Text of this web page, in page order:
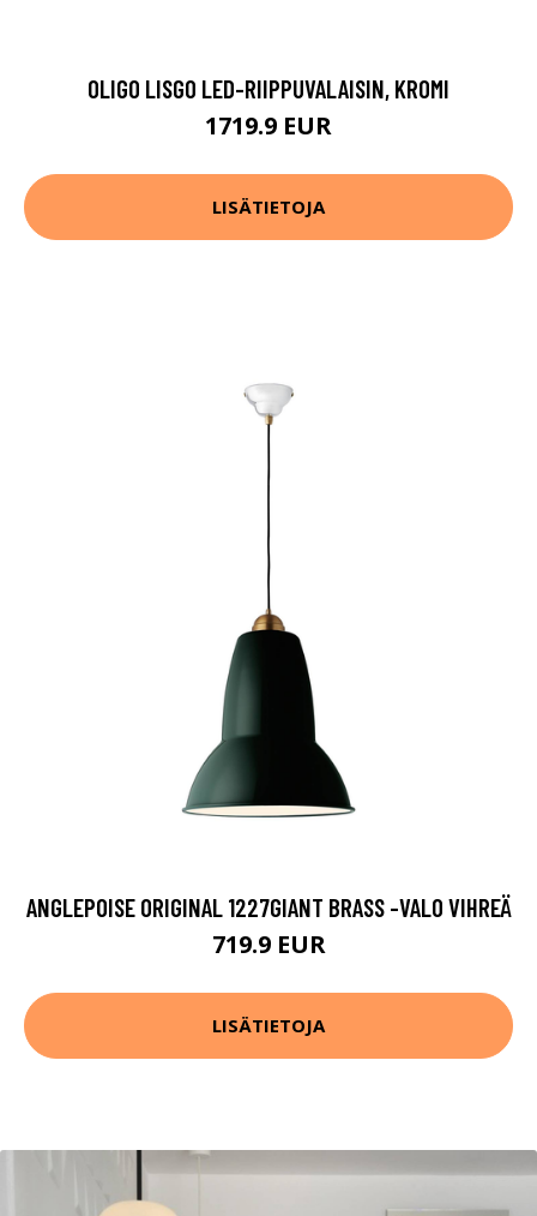
OLIGO LISGO LED-RIIPPUVALAISIN, KROMI
1719.9 EUR
LISÄTIETOJA
ANGLEPOISE ORIGINAL 1227GIANT BRASS -VALO VIHREÄ
719.9 EUR
LISÄTIETOJA